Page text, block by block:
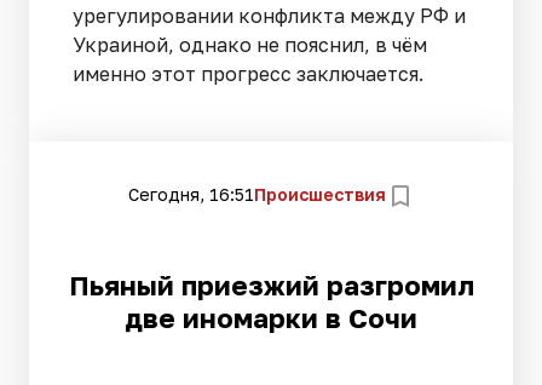
урегулировании конфликта между РФ и
Украиной, однако не пояснил, в чём
именно этот прогресс заключается.
Сегодня, 16:51Происшествия
Пьяный приезжий разгромил
две иномарки в Сочи